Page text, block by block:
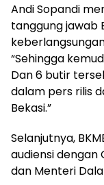
Andi Sopandi
tanggung jawab
“Sehingga
Dan 6 butir
dalam pers rilis
Bekasi.”
Selanjutnya,
audiensi dengan
dan Menteri